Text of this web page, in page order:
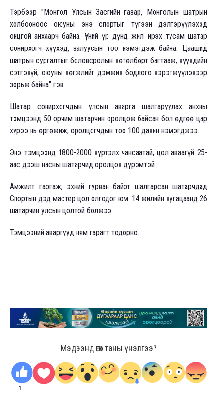
Тэрбээр "Монгол Улсын Засгийн газар, Монголын шатрын
холбооноос оюуны энэ спортыг түгээн дэлгэрүүлэхэд
онцгой анхаарч байна. Үүний үр дүнд жил ирэх тусам шатар
сонирхогч хүүхэд, залуусын тоо нэмэгдэж байна. Цаашид
шатрын сургалтыг боловсролын хөтөлбөрт багтааж, хүүхдийн
сэтгэхүй, оюуны хөгжлийг дэмжих бодлого хэрэгжүүлэхээр
зорьж байна" гэв.
Шатар сонирхогчдын улсын аварга шалгаруулах анхны
тэмцээнд 50 орчим шатарчин оролцож байсан бол өдгөө цар
хүрээ нь өргөжиж, оролцогчдын тоо 100 дахин нэмэгджээ.
Энэ тэмцээнд 1800-2000 хүртэлх чансаатай, цол аваагүй 25-
аас дээш насны шатарчид оролцох дүрэмтэй.
Амжилт гаргаж, эхний гурван байрт шалгарсан шатарчдад
Спортын дэд мастер цол олгодог юм. 14 жилийн хугацаанд 26
шатарчин улсын цолтой болжээ.
Тэмцээний аваргууд ням гарагт тодорно.
Мэдээнд өгөх таны үнэлгээ?
1